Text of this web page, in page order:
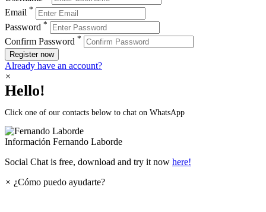
Email *
Password *
Confirm Password *
Register now
Already have an account?
×
Hello!
Click one of our contacts below to chat on WhatsApp
Información Fernando Laborde
Social Chat is free, download and try it now here!
× ¿Cómo puedo ayudarte?